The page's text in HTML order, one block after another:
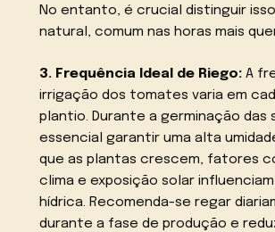
No entanto, é crucial distinguir
natural, comum nas horas mais
3. Frequência Ideal de Riego: A
irrigação dos tomates varia em
plantio. Durante a germinação das
essencial garantir uma alta
que as plantas crescem, fatores
clima e exposição solar
hídrica. Recomenda-se regar
durante a fase de produção e